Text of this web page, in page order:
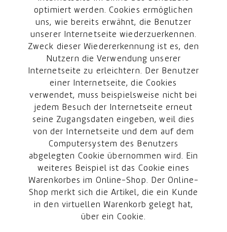
optimiert werden. Cookies ermöglichen
uns, wie bereits erwähnt, die Benutzer
unserer Internetseite wiederzuerkennen.
Zweck dieser Wiedererkennung ist es, den
Nutzern die Verwendung unserer
Internetseite zu erleichtern. Der Benutzer
einer Internetseite, die Cookies
verwendet, muss beispielsweise nicht bei
jedem Besuch der Internetseite erneut
seine Zugangsdaten eingeben, weil dies
von der Internetseite und dem auf dem
Computersystem des Benutzers
abgelegten Cookie übernommen wird. Ein
weiteres Beispiel ist das Cookie eines
Warenkorbes im Online-Shop. Der Online-
Shop merkt sich die Artikel, die ein Kunde
in den virtuellen Warenkorb gelegt hat,
über ein Cookie.